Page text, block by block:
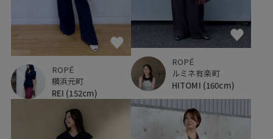
ROPÉ
横浜元町
REI (152cm)
ROPÉ
ルミネ有楽町
HITOMI (160cm)